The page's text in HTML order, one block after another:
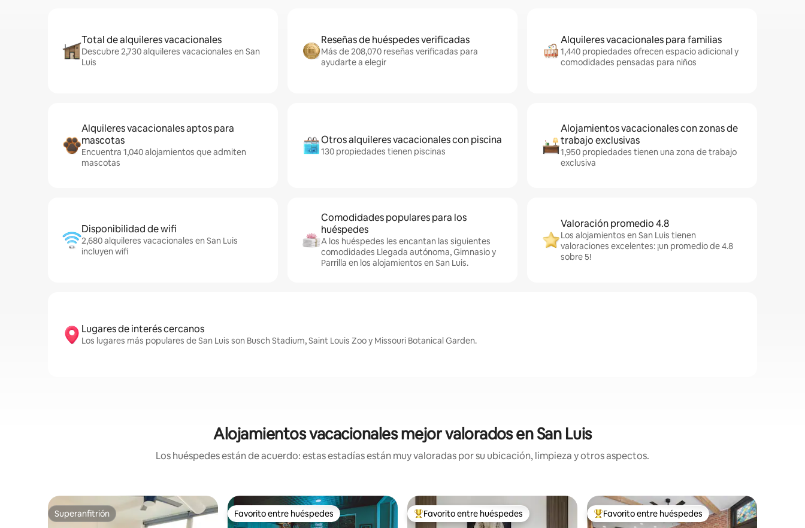
Total de alquileres vacacionales
Descubre 2,730 alquileres vacacionales en San
Luis
Reseñas de huéspedes verificadas
Más de 208,070 reseñas verificadas para
ayudarte a elegir
Alquileres vacacionales para familias
1,440 propiedades ofrecen espacio adicional y
comodidades pensadas para niños
Alquileres vacacionales aptos para
mascotas
Encuentra 1,040 alojamientos que admiten
mascotas
Otros alquileres vacacionales con piscina
130 propiedades tienen piscinas
Alojamientos vacacionales con zonas de
trabajo exclusivas
1,950 propiedades tienen una zona de trabajo
exclusiva
Disponibilidad de wifi
2,680 alquileres vacacionales en San Luis
incluyen wifi
Comodidades populares para los
huéspedes
A los huéspedes les encantan las siguientes
comodidades Llegada autónoma, Gimnasio y
Parrilla en los alojamientos en San Luis.
Valoración promedio 4.8
Los alojamientos en San Luis tienen
valoraciones excelentes: ¡un promedio de 4.8
sobre 5!
Lugares de interés cercanos
Los lugares más populares de San Luis son Busch Stadium, Saint Louis Zoo y Missouri Botanical Garden.
Alojamientos vacacionales mejor valorados en San Luis
Los huéspedes están de acuerdo: estas estadías están muy valoradas por su ubicación, limpieza y otros aspectos.
Superanfitrión
Superanfitrión Favorito entre huéspedes
Favorito entre huéspedes Favorito entre huéspedes preferido
Favorito entre huéspedes Favorito entre huéspedes preferido
Favorito entre huéspedes